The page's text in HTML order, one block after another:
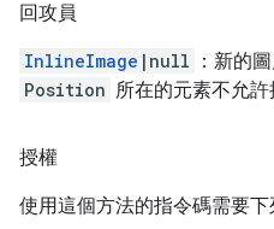
回攻員
InlineImage |null
：新的
Position 所在的元素不允
授權
使用這個方法的指令碼需要